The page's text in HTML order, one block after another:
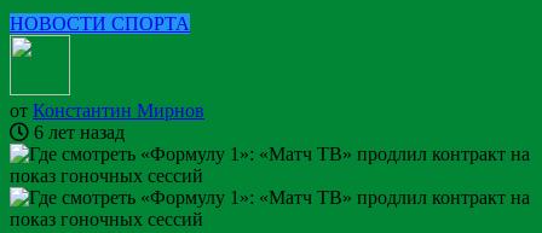
НОВОСТИ СПОРТА
от Константин Мирнов
6 лет назад